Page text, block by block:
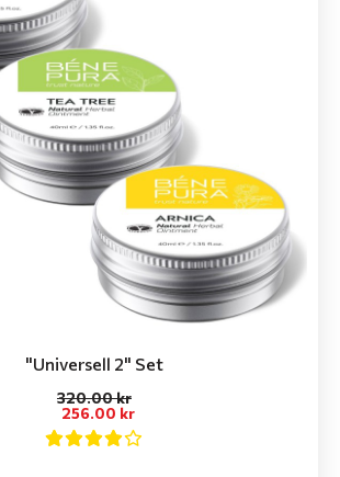
"Universell 2" Set
256.00 kr
320.00 kr